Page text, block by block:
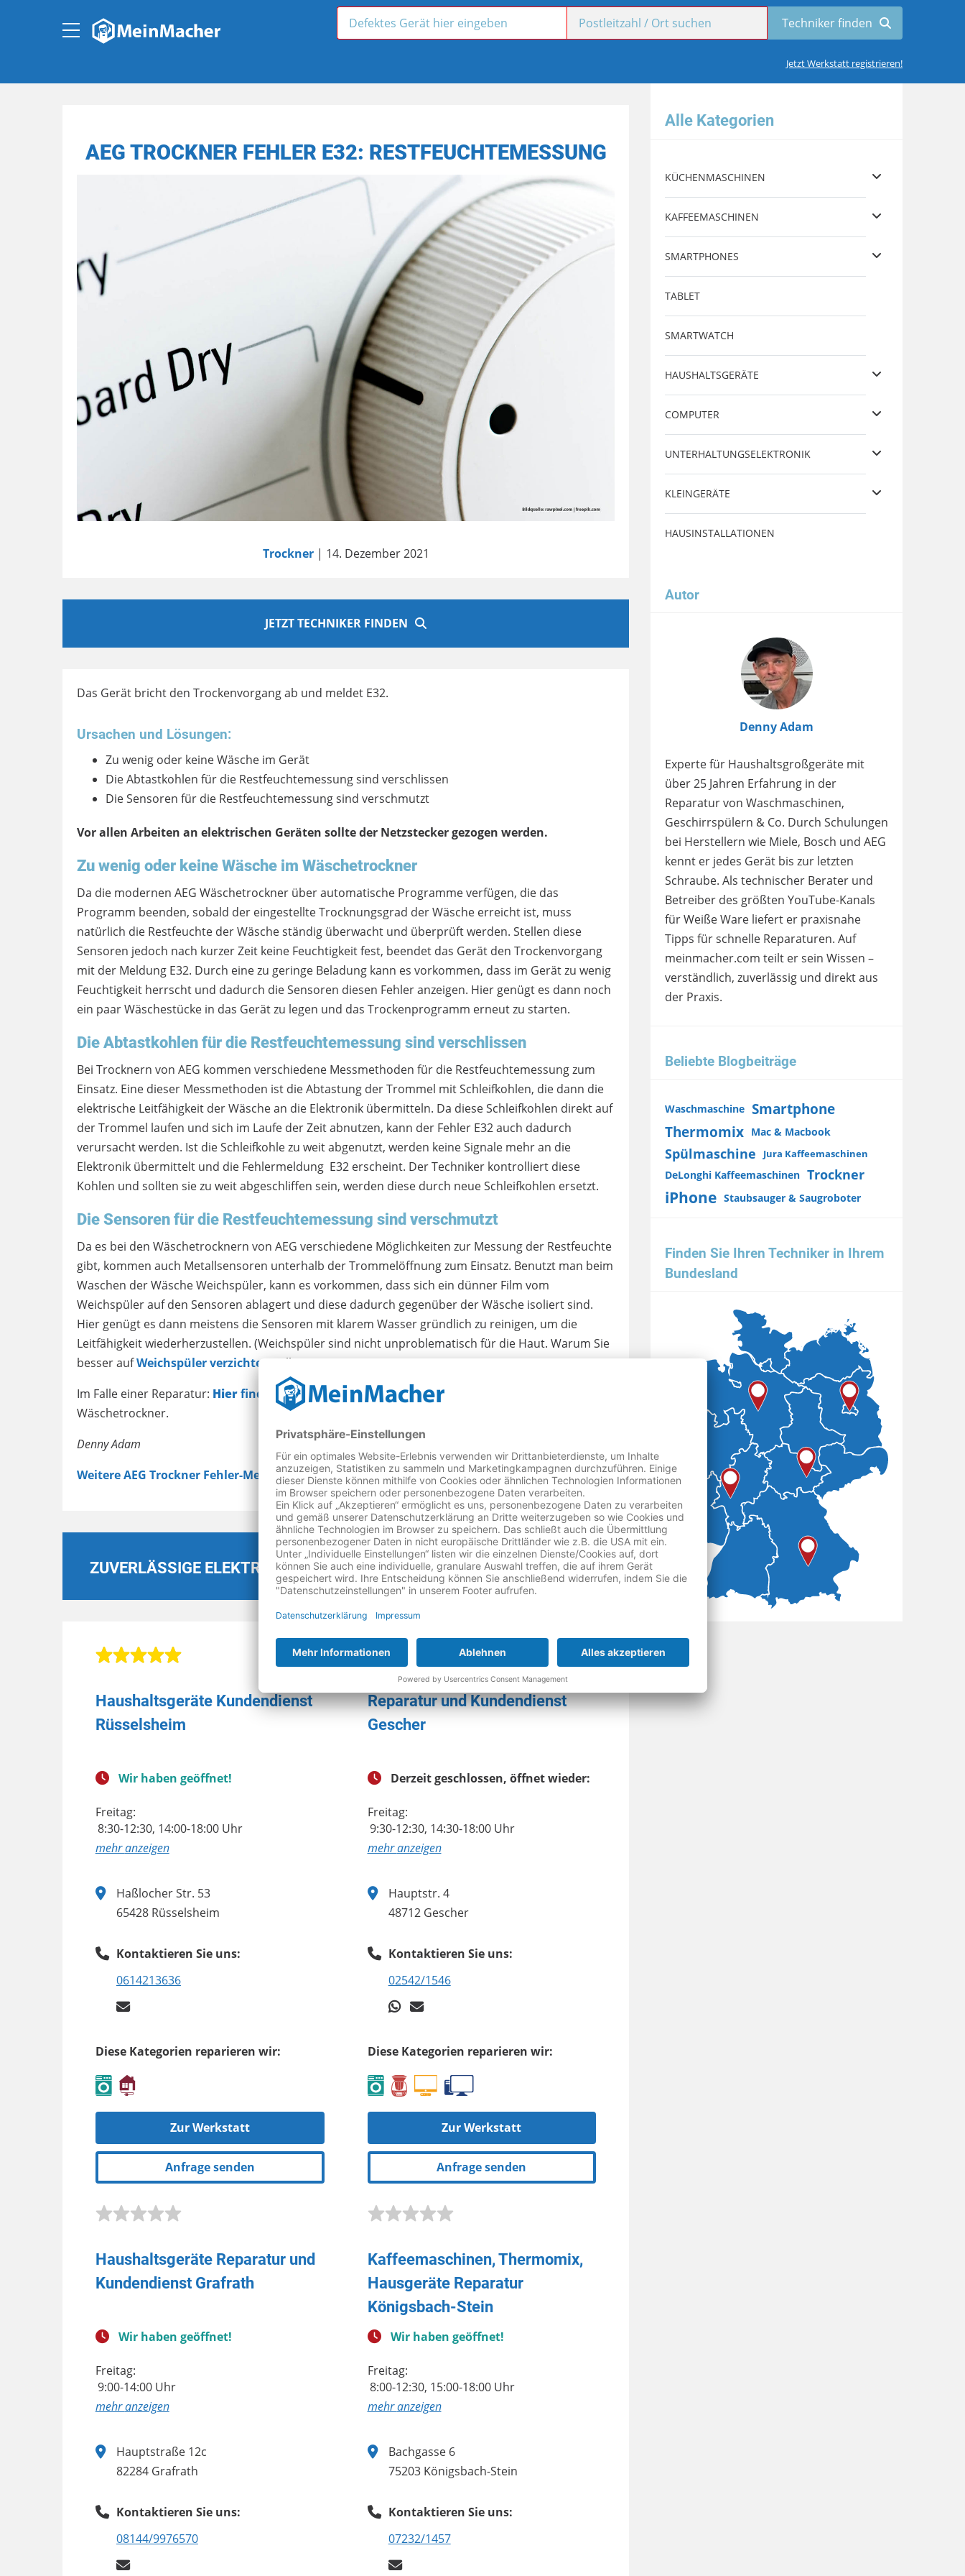
Jetzt Werkstatt registrieren!
AEG TROCKNER FEHLER E32: RESTFEUCHTEMESSUNG
Trockner| 14. Dezember 2021
JETZT TECHNIKER FINDEN
Das Gerät bricht den Trockenvorgang ab und meldet E32.
Ursachen und Lösungen:
Zu wenig oder keine Wäsche im Gerät
Die Abtastkohlen für die Restfeuchtemessung sind verschlissen
Die Sensoren für die Restfeuchtemessung sind verschmutzt
Vor allen Arbeiten an elektrischen Geräten sollte der Netzstecker gezogen werden.
Zu wenig oder keine Wäsche im Wäschetrockner
Da die modernen AEG Wäschetrockner über automatische Programme verfügen, die das
Programm beenden, sobald der eingestellte Trocknungsgrad der Wäsche erreicht ist, muss
natürlich die Restfeuchte der Wäsche ständig überwacht und überprüft werden. Stellen diese
Sensoren jedoch nach kurzer Zeit keine Feuchtigkeit fest, beendet das Gerät den Trockenvorgang
mit der Meldung E32. Durch eine zu geringe Beladung kann es vorkommen, dass im Gerät zu wenig
Feuchtigkeit herrscht und dadurch die Sensoren diesen Fehler anzeigen. Hier genügt es dann noch
ein paar Wäschestücke in das Gerät zu legen und das Trockenprogramm erneut zu starten.
Die Abtastkohlen für die Restfeuchtemessung sind verschlissen
Bei Trocknern von AEG kommen verschiedene Messmethoden für die Restfeuchtemessung zum
Einsatz. Eine dieser Messmethoden ist die Abtastung der Trommel mit Schleifkohlen, die dann die
elektrische Leitfähigkeit der Wäsche an die Elektronik übermitteln. Da diese Schleifkohlen direkt auf
der Trommel laufen und sich im Laufe der Zeit abnutzen, kann der Fehler E32 auch dadurch
verursacht werden. Ist die Schleifkohle zu weit abgenutzt, werden keine Signale mehr an die
Elektronik übermittelt und die Fehlermeldung E32 erscheint. Der Techniker kontrolliert diese
Kohlen und sollten sie zu weit abgeschliffen sein, werden diese durch neue Schleifkohlen ersetzt.
Die Sensoren für die Restfeuchtemessung sind verschmutzt
Da es bei den Wäschetrocknern von AEG verschiedene Möglichkeiten zur Messung der Restfeuchte
gibt, kommen auch Metallsensoren unterhalb der Trommelöffnung zum Einsatz. Benutzt man beim
Waschen der Wäsche Weichspüler, kann es vorkommen, dass sich ein dünner Film vom
Weichspüler auf den Sensoren ablagert und diese dadurch gegenüber der Wäsche isoliert sind.
Hier genügt es dann meistens die Sensoren mit klarem Wasser gründlich zu reinigen, um die
Leitfähigkeit wiederherzustellen. (Weichspüler sind nicht unproblematisch für die Haut. Warum Sie
besser aufWeichspüler verzichten
sollten.)
Im Falle einer Reparatur: Hierfinden Sie einen Trockner-Kundendienst
Wäschetrockner.
Denny Adam
Weitere AEG Trockner Fehler-Meldungen
ZUVERLÄSSIGE ELEKTROGERÄTE REPARATUR IN GANZ DEUTSCHLAND
Haushaltsgeräte Kundendienst
Rüsselsheim
Wir haben geöffnet!
Freitag:
8:30-12:30, 14:00-18:00 Uhr
anzeigen
Haßlocher Str. 53
65428 Rüsselsheim
Kontaktieren Sie uns:
0614213636
Diese Kategorien reparieren wir:
Zur Werkstatt
Anfrage senden
Reparatur und Kundendienst
Gescher
Derzeit geschlossen, öffnet wieder:
Freitag:
9:30-12:30, 14:30-18:00 Uhr
anzeigen
Hauptstr. 4
48712 Gescher
Kontaktieren Sie uns:
02542/1546
Diese Kategorien reparieren wir:
Zur Werkstatt
Anfrage senden
Haushaltsgeräte Reparatur und
Kundendienst Grafrath
Wir haben geöffnet!
Freitag:
9:00-14:00 Uhr
anzeigen
Hauptstraße 12c
82284 Grafrath
Kontaktieren Sie uns:
08144/9976570
Kaffeemaschinen, Thermomix,
Hausgeräte Reparatur
Königsbach-Stein
Wir haben geöffnet!
Freitag:
8:00-12:30, 15:00-18:00 Uhr
anzeigen
Bachgasse 6
75203 Königsbach-Stein
Kontaktieren Sie uns:
07232/1457
Alle Kategorien
KÜCHENMASCHINEN
KAFFEEMASCHINEN
SMARTPHONES
TABLET
SMARTWATCH
HAUSHALTSGERÄTE
COMPUTER
UNTERHALTUNGSELEKTRONIK
KLEINGERÄTE
HAUSINSTALLATIONEN
Autor
Denny Adam
Experte für Haushaltsgroßgeräte mit
über 25 Jahren Erfahrung in der
Reparatur von Waschmaschinen,
Geschirrspülern & Co. Durch Schulungen
bei Herstellern wie Miele, Bosch und AEG
kennt er jedes Gerät bis zur letzten
Schraube. Als technischer Berater und
Betreiber des größten YouTube-Kanals
für Weiße Ware liefert er praxisnahe
Tipps für schnelle Reparaturen. Auf
meinmacher.com teilt er sein Wissen –
verständlich, zuverlässig und direkt aus
der Praxis.
Beliebte Blogbeiträge
Waschmaschine Smartphone
Thermomix Mac & Macbook
Spülmaschine Jura Kaffeemaschinen
DeLonghi Kaffeemaschinen Trockner
iPhone Staubsauger & Saugroboter
Finden Sie Ihren Techniker in Ihrem
Bundesland